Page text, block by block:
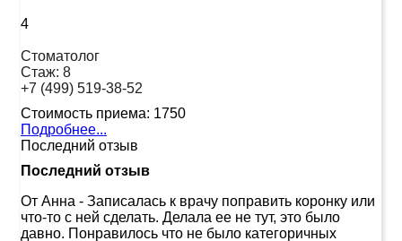
4
Стоматолог
Стаж: 8
+7 (499) 519-38-52
Стоимость приема: 1750
Подробнее...
Последний отзыв
Последний отзыв
От Анна - Записалась к врачу поправить коронку или
что-то с ней сделать. Делала ее не тут, это было
давно. Понравилось что не было категоричных